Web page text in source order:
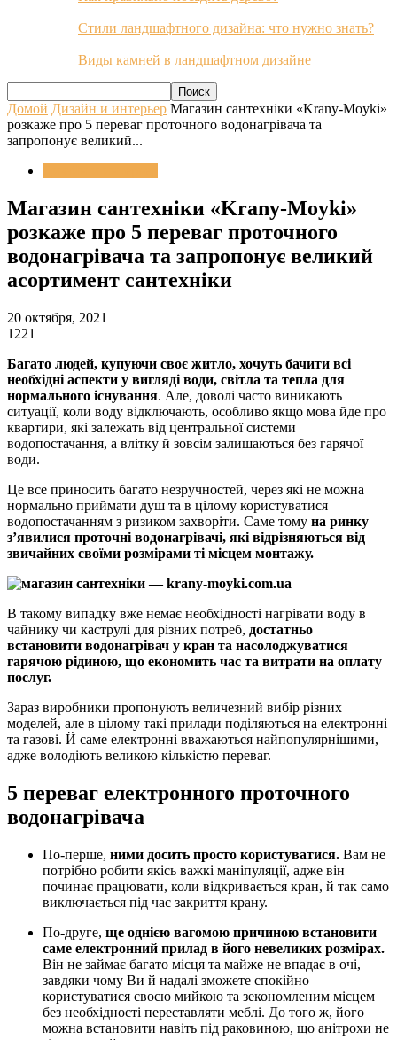
Стили ландшафтного дизайна: что нужно знать?
Виды камней в ландшафтном дизайне
Домой Дизайн и интерьер Магазин сантехніки «Krany-Moyki»
розкаже про 5 переваг проточного водонагрівача та
запропонує великий...
Магазин сантехніки «Krany-Moyki»
розкаже про 5 переваг проточного
водонагрівача та запропонує великий
асортимент сантехнiки
20 октября, 2021
1221
Багато людей, купуючи своє житло, хочуть бачити всі
необхідні аспекти у вигляді води, світла та тепла для
нормального існування. Але, доволі часто виникають
ситуації, коли воду відключають, особливо якщо мова йде про
квартири, які залежать від центральної системи
водопостачання, а влітку й зовсім залишаються без гарячої
води.
Це все приносить багато незручностей, через які не можна
нормально приймати душ та в цілому користуватися
водопостачанням з ризиком захворіти. Саме тому на ринку
з’явилися проточні водонагрівачі, які відрізняються від
звичайних своїми розмірами ті місцем монтажу.
В такому випадку вже немає необхідності нагрівати воду в
чайнику чи каструлі для різних потреб, достатньо
встановити водонагрівач у кран та насолоджуватися
гарячою рідиною, що економить час та витрати на оплату
послуг.
Зараз виробники пропонують величезний вибір різних
моделей, але в цілому такі прилади поділяються на електронні
та газові. Й саме електронні вважаються найпопулярнішими,
адже володіють великою кількістю переваг.
5 переваг електронного проточного
водонагрівача
По-перше, ними досить просто користуватися. Вам не
потрібно робити якісь важкі маніпуляції, адже він
починає працювати, коли відкривається кран, й так само
виключається під час закриття крану.
По-друге, ще однією вагомою причиною встановити
саме електронний прилад в його невеликих розмірах.
Він не займає багато місця та майже не впадає в очі,
завдяки чому Ви й надалі зможете спокійно
користуватися своєю мийкою та зекономленим місцем
без необхідності переставляти меблі. До того ж, його
можна встановити навіть під раковиною, що анітрохи не